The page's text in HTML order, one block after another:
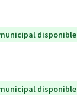
disponible
disponible